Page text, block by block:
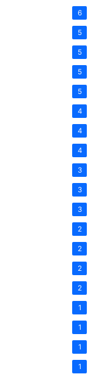
6
5
5
5
5
4
4
4
3
3
3
2
2
2
2
1
1
1
1